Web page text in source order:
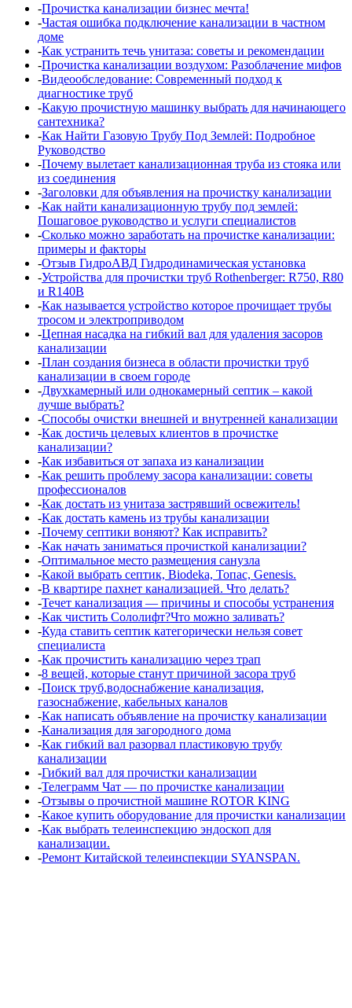
‑Прочистка канализации бизнес мечта!
‑Частая ошибка подключение канализации в частном
доме
‑Как устранить течь унитаза: советы и рекомендации
‑Прочистка канализации воздухом: Разоблачение мифов
‑Видеообследование: Современный подход к
диагностике труб
‑Какую прочистную машинку выбрать для начинающего
сантехника?
‑Как Найти Газовую Трубу Под Землей: Подробное
Руководство
‑Почему вылетает канализационная труба из стояка или
из соединения
‑Заголовки для объявления на прочистку канализации
‑Как найти канализационную трубу под землей:
Пошаговое руководство и услуги специалистов
‑Сколько можно заработать на прочистке канализации:
примеры и факторы
‑Отзыв ГидроАВД Гидродинамическая установка
‑Устройства для прочистки труб Rothenberger: R750, R80
и R140B
‑Как называется устройство которое прочищает трубы
тросом и электроприводом
‑Цепная насадка на гибкий вал для удаления засоров
канализации
‑План создания бизнеса в области прочистки труб
канализации в своем городе
‑Двухкамерный или однокамерный септик – какой
лучше выбрать?
‑Способы очистки внешней и внутренней канализации
‑Как достичь целевых клиентов в прочистке
канализации?
‑Как избавиться от запаха из канализации
‑Как решить проблему засора канализации: советы
профессионалов
‑Как достать из унитаза застрявший освежитель!
‑Как достать камень из трубы канализации
‑Почему септики воняют? Как исправить?
‑Как начать заниматься прочисткой канализации?
‑Оптимальное место размещения санузла
‑Какой выбрать септик, Biodeka, Топас, Genesis.
‑В квартире пахнет канализацией. Что делать?
‑Течет канализация — причины и способы устранения
‑Как чистить Сололифт?Что можно заливать?
‑Куда ставить септик категорически нельзя совет
специалиста
‑Как прочистить канализацию через трап
‑8 вещей, которые станут причиной засора труб
‑Поиск труб,водоснабжение канализация,
газоснабжение, кабельных каналов
‑Как написать объявление на прочистку канализации
‑Канализация для загородного дома
‑Как гибкий вал разорвал пластиковую трубу
канализации
‑Гибкий вал для прочистки канализации
‑Телеграмм Чат — по прочистке канализации
‑Отзывы о прочистной машине ROTOR KING
‑Какое купить оборудование для прочистки канализации
‑Как выбрать телеинспекцию эндоскоп для
канализации.
‑Ремонт Китайской телеинспекции SYANSPAN.